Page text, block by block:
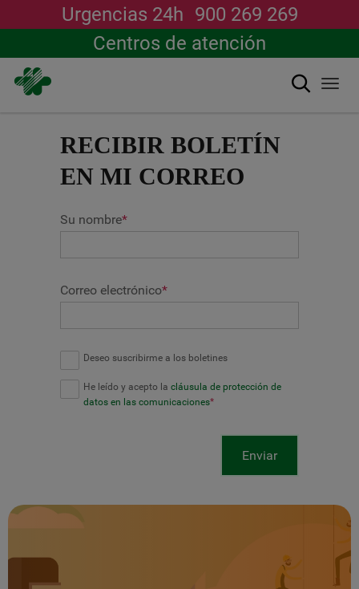
Urgencias 24h 900 269 269
Centros de atención
Buscar
RECIBIR BOLETÍN
EN MI CORREO
Su nombre*
Correo electrónico*
Deseo suscribirme a los boletines
He leído y acepto la cláusula de protección de
datos en las comunicaciones*
Enviar